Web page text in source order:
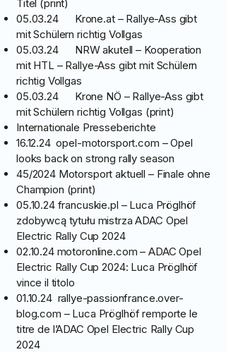
Titel (print)
05.03.24 Krone.at – Rallye-Ass gibt
mit Schülern richtig Vollgas
05.03.24 NRW akutell – Kooperation
mit HTL – Rallye-Ass gibt mit Schülern
richtig Vollgas
05.03.24 Krone NÖ – Rallye-Ass gibt
mit Schülern richtig Vollgas (print)
Internationale Presseberichte
16.12.24 opel-motorsport.com – Opel
looks back on strong rally season
45/2024 Motorsport aktuell – Finale ohne
Champion (print)
05.10.24 francuskie.pl – Luca Pröglhöf
zdobywcą tytułu mistrza ADAC Opel
Electric Rally Cup 2024
02.10.24 motoronline.com – ADAC Opel
Electric Rally Cup 2024: Luca Pröglhöf
vince il titolo
01.10.24 rallye-passionfrance.over-
blog.com – Luca Pröglhöf remporte le
titre de l’ADAC Opel Electric Rally Cup
2024